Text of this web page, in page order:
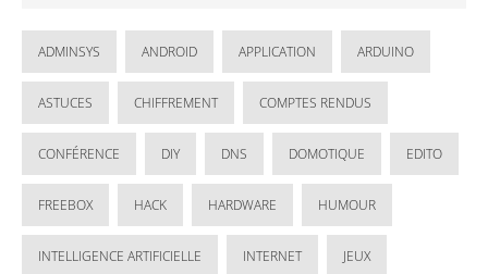
ADMINSYS ANDROID APPLICATION ARDUINO
ASTUCES CHIFFREMENT COMPTES RENDUS
CONFÉRENCE DIY DNS DOMOTIQUE EDITO
FREEBOX HACK HARDWARE HUMOUR
INTELLIGENCE ARTIFICIELLE INTERNET JEUX